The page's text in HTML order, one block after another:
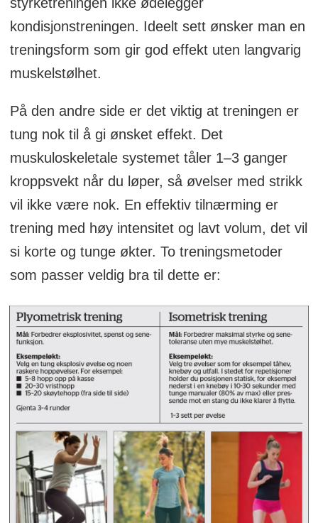
kondisjonstreningen. Ideelt sett ønsker man en
treningsform som gir god effekt uten langvarig
muskelstølhet.
På den andre side er det viktig at treningen er
tung nok til å gi ønsket effekt. Det
muskuloskeletale systemet tåler 1–3 ganger
kroppsvekt når du løper, så øvelser med strikk
vil ikke være nok. En effektiv tilnærming er
trening med høy intensitet og lavt volum, det vil
si korte og tunge økter. To treningsmetoder
som passer veldig bra til dette er: